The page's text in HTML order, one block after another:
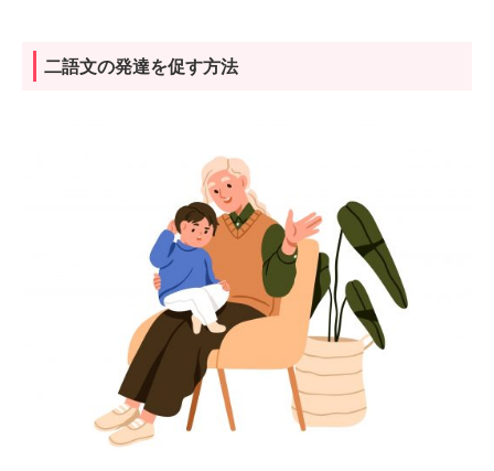
二語文の発達を促す方法